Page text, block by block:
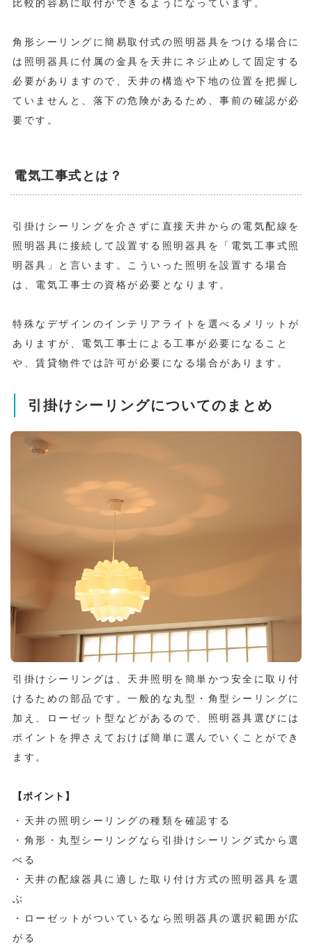
比較的容易に取付ができるようになっています。
角形シーリングに簡易取付式の照明器具をつける場合に
は照明器具に付属の金具を天井にネジ止めして固定する
必要がありますので、天井の構造や下地の位置を把握し
ていませんと、落下の危険があるため、事前の確認が必
要です。
電気工事式とは？
引掛けシーリングを介さずに直接天井からの電気配線を
照明器具に接続して設置する照明器具を「電気工事式照
明器具」と言います。こういった照明を設置する場合
は、電気工事士の資格が必要となります。
特殊なデザインのインテリアライトを選べるメリットが
ありますが、電気工事士による工事が必要になること
や、賃貸物件では許可が必要になる場合があります。
引掛けシーリングについてのまとめ
引掛けシーリングは、天井照明を簡単かつ安全に取り付
けるための部品です。一般的な丸型・角型シーリングに
加え、ローゼット型などがあるので、照明器具選びには
ポイントを押さえておけば簡単に選んでいくことができ
ます。
【ポイント】
・天井の照明シーリングの種類を確認する
・角形・丸型シーリングなら引掛けシーリング式から選
べる
・天井の配線器具に適した取り付け方式の照明器具を選
ぶ
・ローゼットがついているなら照明器具の選択範囲が広
がる